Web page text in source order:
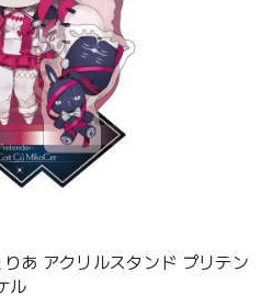
あ アクリルスタンド プリテン
ル